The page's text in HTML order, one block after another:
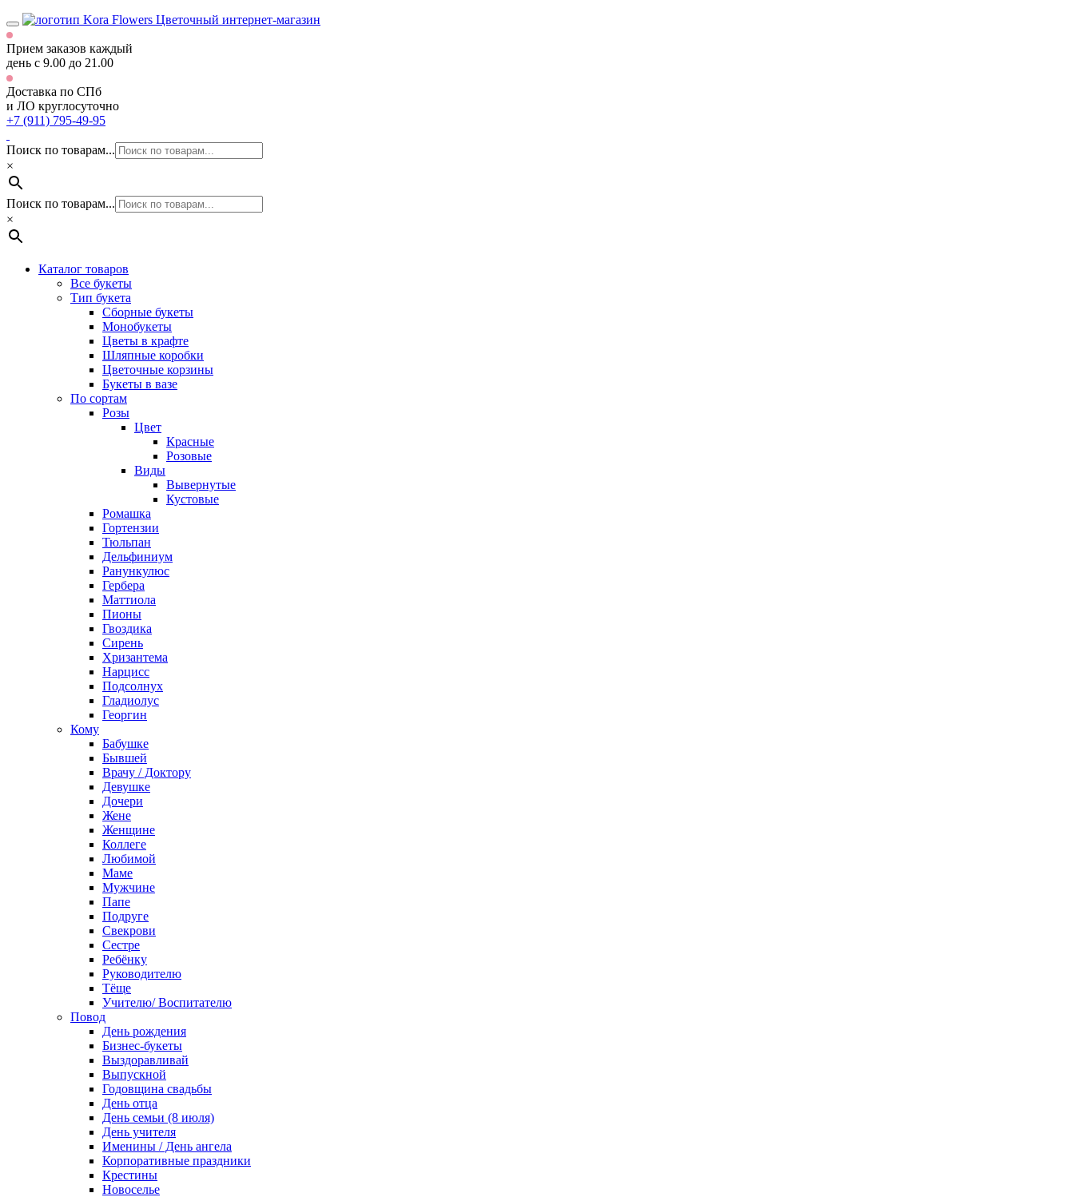
Цветочный интернет-магазин
Прием заказов каждый
день с 9.00 до 21.00
Доставка по СПб
и ЛО круглосуточно
+7 (911) 795-49-95
Поиск по товарам...
×
Поиск по товарам...
×
Каталог товаров
Все букеты
Тип букета
Сборные букеты
Монобукеты
Цветы в крафте
Шляпные коробки
Цветочные корзины
Букеты в вазе
По сортам
Розы
Цвет
Красные
Розовые
Виды
Вывернутые
Кустовые
Ромашка
Гортензии
Тюльпан
Дельфиниум
Ранункулюс
Гербера
Маттиола
Пионы
Гвоздика
Сирень
Хризантема
Нарцисс
Подсолнух
Гладиолус
Георгин
Кому
Бабушке
Бывшей
Врачу / Доктору
Девушке
Дочери
Жене
Женщине
Коллеге
Любимой
Маме
Мужчине
Папе
Подруге
Свекрови
Сестре
Ребёнку
Руководителю
Тёще
Учителю/ Воспитателю
Повод
День рождения
Бизнес-букеты
Выздоравливай
Выпускной
Годовщина свадьбы
День отца
День семьи (8 июля)
День учителя
Именины / День ангела
Корпоративные праздники
Крестины
Новоселье